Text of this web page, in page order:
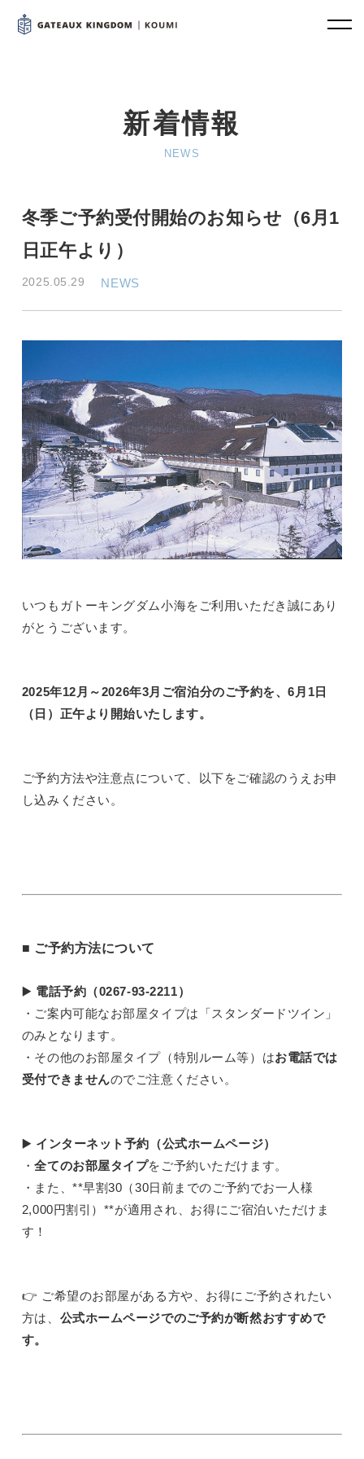
新着情報
NEWS
冬季ご予約受付開始のお知らせ（6月1
日正午より）
2025.05.29 NEWS
いつもガトーキングダム小海をご利用いただき誠にあり
がとうございます。
2025年12月～2026年3月ご宿泊分のご予約を、6月1日
（日）正午より開始いたします。
ご予約方法や注意点について、以下をご確認のうえお申
し込みください。
■ ご予約方法について
▶️ 電話予約（0267-93-2211）
・ご案内可能なお部屋タイプは「スタンダードツイン」
のみとなります。
・その他のお部屋タイプ（特別ルーム等）はお電話では
受付できませんのでご注意ください。
▶️ インターネット予約（公式ホームページ）
・全てのお部屋タイプをご予約いただけます。
・また、**早割30（30日前までのご予約でお一人様
2,000円割引）**が適用され、お得にご宿泊いただけま
す！
👉 ご希望のお部屋がある方や、お得にご予約されたい
方は、 公式ホームページでのご予約が断然おすすめで
す。